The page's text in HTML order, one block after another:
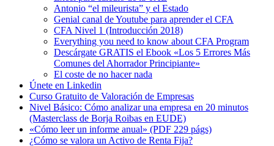
Antonio “el mileurista” y el Estado
Genial canal de Youtube para aprender el CFA
CFA Nivel 1 (Introducción 2018)
Everything you need to know about CFA Program
Descárgate GRATIS el Ebook «Los 5 Errores Más
Comunes del Ahorrador Principiante»
El coste de no hacer nada
Únete en Linkedin
Curso Gratuito de Valoración de Empresas
Nivel Básico: Cómo analizar una empresa en 20 minutos
(Masterclass de Borja Roibas en EUDE)
«Cómo leer un informe anual» (PDF 229 págs)
¿Cómo se valora un Activo de Renta Fija?